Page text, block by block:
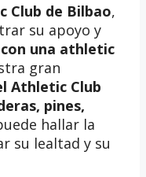
Club de Bilbao,
su apoyo y
una athletic
gran
Athletic Club
pines,
hallar la
su lealtad y su